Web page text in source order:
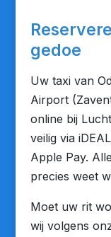
gedoe
Uw taxi van
Airport
online bij
veilig via
Apple Pay.
precies weet
Moet uw rit
wij volgens